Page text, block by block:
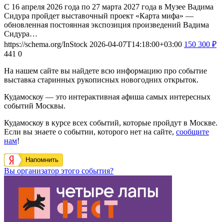
С 16 апреля 2026 года по 27 марта 2027 года в Музее Вадима
Сидура пройдет выставочный проект «Карта мифа» —
обновленная постоянная экспозиция произведений Вадима
Сидура…
https://schema.org/InStock 2026-04-07T14:18:00+03:00 150 300 ₽
441 0
На нашем сайте вы найдете всю информацию про событие
выставка старинных рукописных новогодних открыток.
Кудамоскоу — это интерактивная афиша самых интересных
событий Москвы.
Кудамоскоу в курсе всех событий, которые пройдут в Москве.
Если вы знаете о событии, которого нет на сайте, сообщите
нам!
Напомнить
Вы организатор этого события?